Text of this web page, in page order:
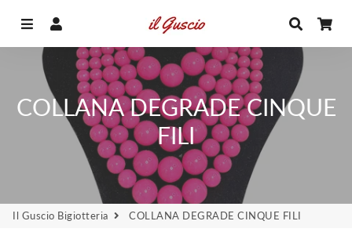
Menu Cerca
COLLANA DEGRADE CINQUE
FILI
Il Guscio Bigiotteria COLLANA DEGRADE CINQUE FILI